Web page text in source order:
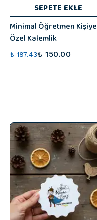
SEPETE EKLE
Minimal Öğretmen Kişiye
Özel Kalemlik
₺ 187.43₺ 150.00